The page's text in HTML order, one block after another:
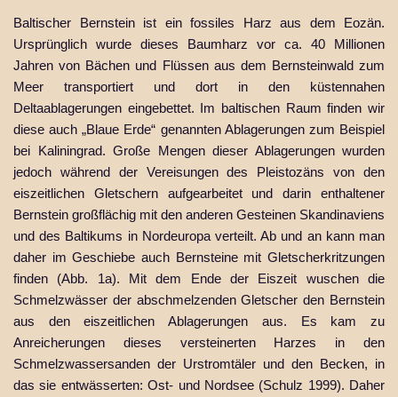
Baltischer Bernstein ist ein fossiles Harz aus dem Eozän.
Ursprünglich wurde dieses Baumharz vor ca. 40 Millionen
Jahren von Bächen und Flüssen aus dem Bernsteinwald zum
Meer transportiert und dort in den küstennahen
Deltaablagerungen eingebettet. Im baltischen Raum finden wir
diese auch „Blaue Erde“ genannten Ablagerungen zum Beispiel
bei Kaliningrad. Große Mengen dieser Ablagerungen wurden
jedoch während der Vereisungen des Pleistozäns von den
eiszeitlichen Gletschern aufgearbeitet und darin enthaltener
Bernstein großflächig mit den anderen Gesteinen Skandinaviens
und des Baltikums in Nordeuropa verteilt. Ab und an kann man
daher im Geschiebe auch Bernsteine mit Gletscherkritzungen
finden (Abb. 1a). Mit dem Ende der Eiszeit wuschen die
Schmelzwässer der abschmelzenden Gletscher den Bernstein
aus den eiszeitlichen Ablagerungen aus. Es kam zu
Anreicherungen dieses versteinerten Harzes in den
Schmelzwassersanden der Urstromtäler und den Becken, in
das sie entwässerten: Ost- und Nordsee (Schulz 1999). Daher